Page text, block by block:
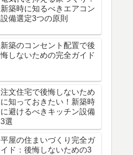
新築時に知るべきエアコン
設備選定3つの原則
新築のコンセント配置で後
悔しないための完全ガイド
注文住宅で後悔しないため
に知っておきたい！新築時
に避けるべきキッチン設備
3選
平屋の住まいづくり完全ガ
イド：後悔しないための3